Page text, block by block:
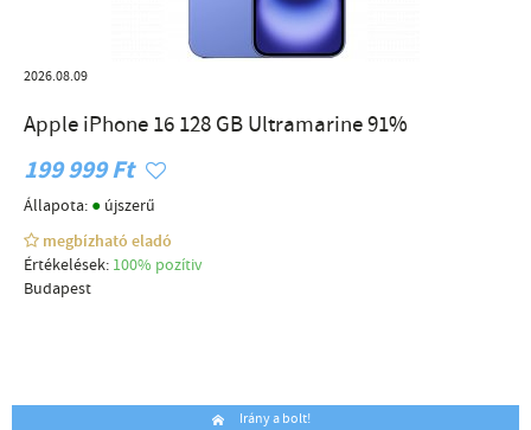
2026.08.09
Apple iPhone 16 128 GB Ultramarine 91%
199 999 Ft
Állapota: ● újszerű
megbízható eladó
Értékelések: 100% pozítiv
Budapest
Irány a bolt!